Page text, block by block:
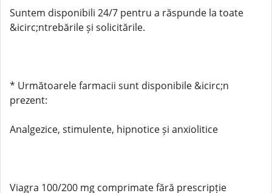
Suntem disponibili 24/7 pentru a răspunde la toate
&icirc;ntrebările și solicitările.
* Următoarele farmacii sunt disponibile &icirc;n
prezent:
Analgezice, stimulente, hipnotice și anxiolitice
Viagra 100/200 mg comprimate fără prescripție